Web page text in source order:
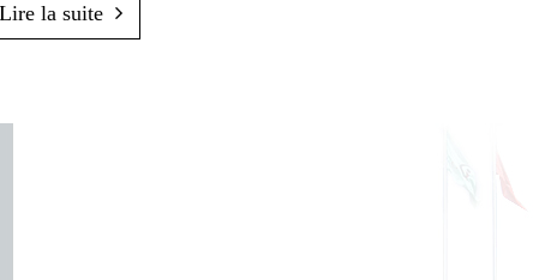
Lire la suite